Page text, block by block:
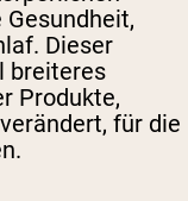
Dieser
breiteres
Produkte,
für die